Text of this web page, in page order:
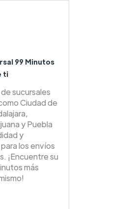
99 Minutos
ti
sucursales
Ciudad de
y Puebla
y
los envíos
¡Encuentre su
más